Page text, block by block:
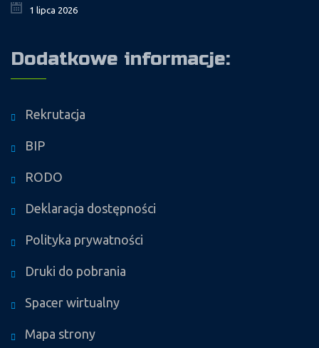
1 lipca 2026
Dodatkowe informacje:
Rekrutacja
BIP
RODO
Deklaracja dostępności
Polityka prywatności
Druki do pobrania
Spacer wirtualny
Mapa strony